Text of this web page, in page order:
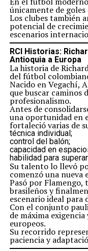
únicamente de goles
Los clubes también
potencial de
escenarios
RCI Historias:
Antioquia a Europa
La historia de
del fútbol
Nacido en Vegachí,
que buscar caminos
profesionalismo.
Antes de
una oportunidad en
fortaleció varias de
técnica individual;
control del balón;
capacidad en
habilidad para
Su talento lo llevó
comenzó una nueva
Pasó por Flamengo,
brasileños y
escenario ideal para
Con el conjunto
de máxima
europeos.
Su recorrido
paciencia y